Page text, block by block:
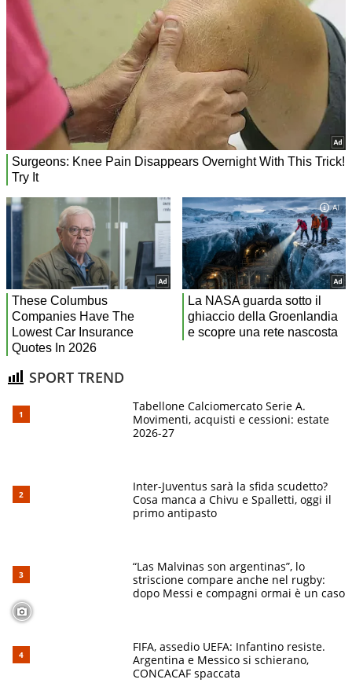
SPORT TREND
Tabellone Calciomercato Serie A.
Movimenti, acquisti e cessioni: estate
2026-27
Inter-Juventus sarà la sfida scudetto?
Cosa manca a Chivu e Spalletti, oggi il
primo antipasto
“Las Malvinas son argentinas”, lo
striscione compare anche nel rugby:
dopo Messi e compagni ormai è un caso
FIFA, assedio UEFA: Infantino resiste.
Argentina e Messico si schierano,
CONCACAF spaccata